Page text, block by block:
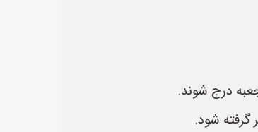
درج شوند.
گرفته شود.